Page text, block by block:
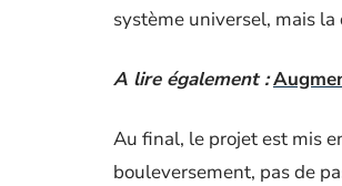
système universel, mais
A lire également :
Au final, le projet est mis
bouleversement, pas de